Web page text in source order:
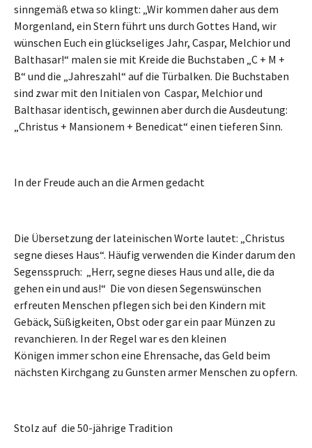
sinngemäß etwa so klingt: „Wir kommen daher aus dem
Morgenland, ein Stern führt uns durch Gottes Hand, wir
wünschen Euch ein glückseliges Jahr, Caspar, Melchior und
Balthasar!“ malen sie mit Kreide die Buchstaben „C + M +
B“ und die „Jahreszahl“ auf die Türbalken. Die Buchstaben
sind zwar mit den Initialen von Caspar, Melchior und
Balthasar identisch, gewinnen aber durch die Ausdeutung:
„Christus + Mansionem + Benedicat“ einen tieferen Sinn.
In der Freude auch an die Armen gedacht
Die Übersetzung der lateinischen Worte lautet: „Christus
segne dieses Haus“. Häufig verwenden die Kinder darum den
Segensspruch: „Herr, segne dieses Haus und alle, die da
gehen ein und aus!“ Die von diesen Segenswünschen
erfreuten Menschen pflegen sich bei den Kindern mit
Gebäck, Süßigkeiten, Obst oder gar ein paar Münzen zu
revanchieren. In der Regel war es den kleinen
Königen immer schon eine Ehrensache, das Geld beim
nächsten Kirchgang zu Gunsten armer Menschen zu opfern.
Stolz auf die 50-jährige Tradition